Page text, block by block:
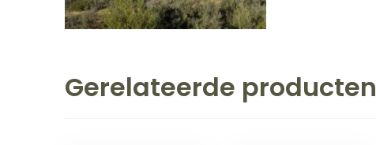
Gerelateerde producten